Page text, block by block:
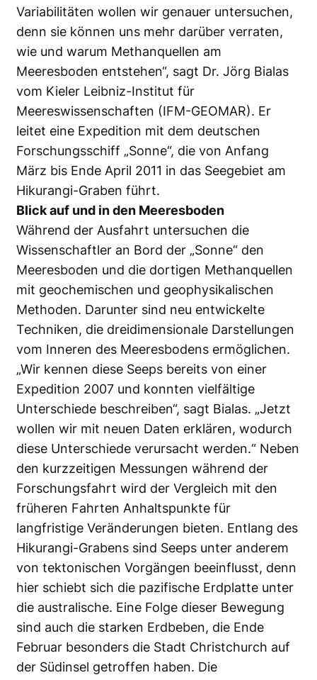
Variabilitäten wollen wir genauer untersuchen,
denn sie können uns mehr darüber verraten,
wie und warum Methanquellen am
Meeresboden entstehen“, sagt Dr. Jörg Bialas
vom Kieler Leibniz-Institut für
Meereswissenschaften (IFM-GEOMAR). Er
leitet eine Expedition mit dem deutschen
Forschungsschiff „Sonne“, die von Anfang
März bis Ende April 2011 in das Seegebiet am
Hikurangi-Graben führt.
Blick auf und in den Meeresboden
Während der Ausfahrt untersuchen die
Wissenschaftler an Bord der „Sonne“ den
Meeresboden und die dortigen Methanquellen
mit geochemischen und geophysikalischen
Methoden. Darunter sind neu entwickelte
Techniken, die dreidimensionale Darstellungen
vom Inneren des Meeresbodens ermöglichen.
„Wir kennen diese Seeps bereits von einer
Expedition 2007 und konnten vielfältige
Unterschiede beschreiben“, sagt Bialas. „Jetzt
wollen wir mit neuen Daten erklären, wodurch
diese Unterschiede verursacht werden.“ Neben
den kurzzeitigen Messungen während der
Forschungsfahrt wird der Vergleich mit den
früheren Fahrten Anhaltspunkte für
langfristige Veränderungen bieten. Entlang des
Hikurangi-Grabens sind Seeps unter anderem
von tektonischen Vorgängen beeinflusst, denn
hier schiebt sich die pazifische Erdplatte unter
die australische. Eine Folge dieser Bewegung
sind auch die starken Erdbeben, die Ende
Februar besonders die Stadt Christchurch auf
der Südinsel getroffen haben. Die